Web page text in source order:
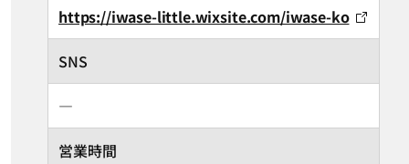
https://iwase-little.wixsite.com/iwase-ko
SNS
―
営業時間